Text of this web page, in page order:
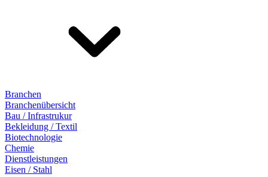
Branchen
Branchenübersicht
Bau / Infrastrukur
Bekleidung / Textil
Biotechnologie
Chemie
Dienstleistungen
Eisen / Stahl